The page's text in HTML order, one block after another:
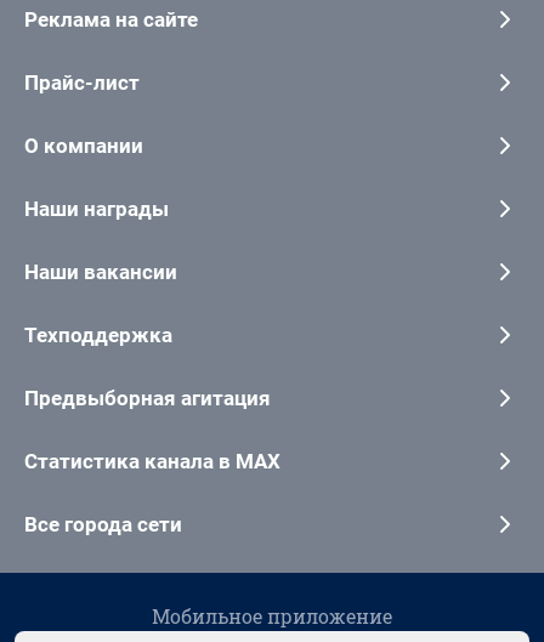
Реклама на сайте
Прайс-лист
О компании
Наши награды
Наши вакансии
Техподдержка
Предвыборная агитация
Статистика канала в MAX
Все города сети
Мобильное приложение